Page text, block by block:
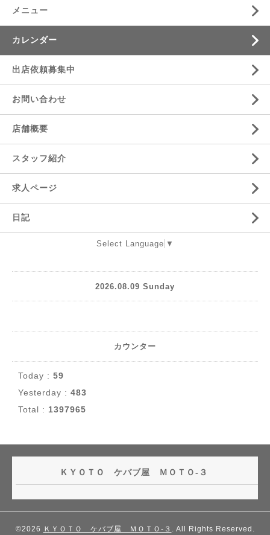
メニュー
カレンダー
出店依頼募集中
お問い合わせ
店舗概要
スタッフ紹介
求人ページ
日記
Select Language ▼
2026.08.09 Sunday
カウンター
Today : 59
Yesterday : 483
Total : 1397965
ＫＹＯＴＯ ケバブ屋 ＭＯＴＯ-３
©2026 ＫＹＯＴＯ ケバブ屋 ＭＯＴＯ-３ . All Rights Reserved.